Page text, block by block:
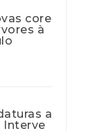
core
à
a
Interve